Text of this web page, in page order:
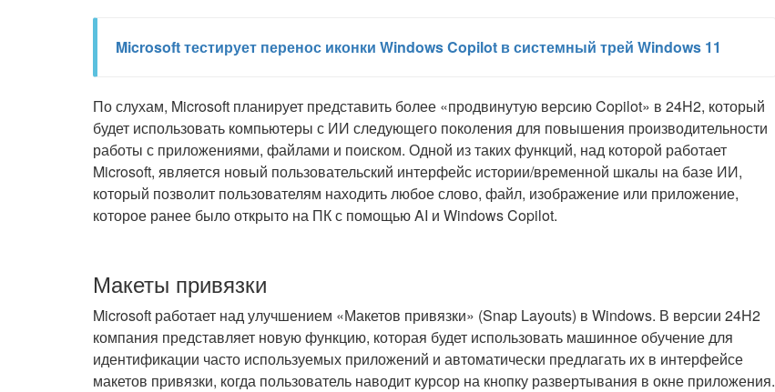
Microsoft тестирует перенос иконки Windows Copilot в системный трей Windows 11
По слухам, Microsoft планирует представить более «продвинутую версию Copilot» в 24H2, который
будет использовать компьютеры с ИИ следующего поколения для повышения производительности
работы с приложениями, файлами и поиском. Одной из таких функций, над которой работает
Microsoft, является новый пользовательский интерфейс истории/временной шкалы на базе ИИ,
который позволит пользователям находить любое слово, файл, изображение или приложение,
которое ранее было открыто на ПК с помощью AI и Windows Copilot.
Макеты привязки
Microsoft работает над улучшением «Макетов привязки» (Snap Layouts) в Windows. В версии 24H2
компания представляет новую функцию, которая будет использовать машинное обучение для
идентификации часто используемых приложений и автоматически предлагать их в интерфейсе
макетов привязки, когда пользователь наводит курсор на кнопку развертывания в окне приложения.